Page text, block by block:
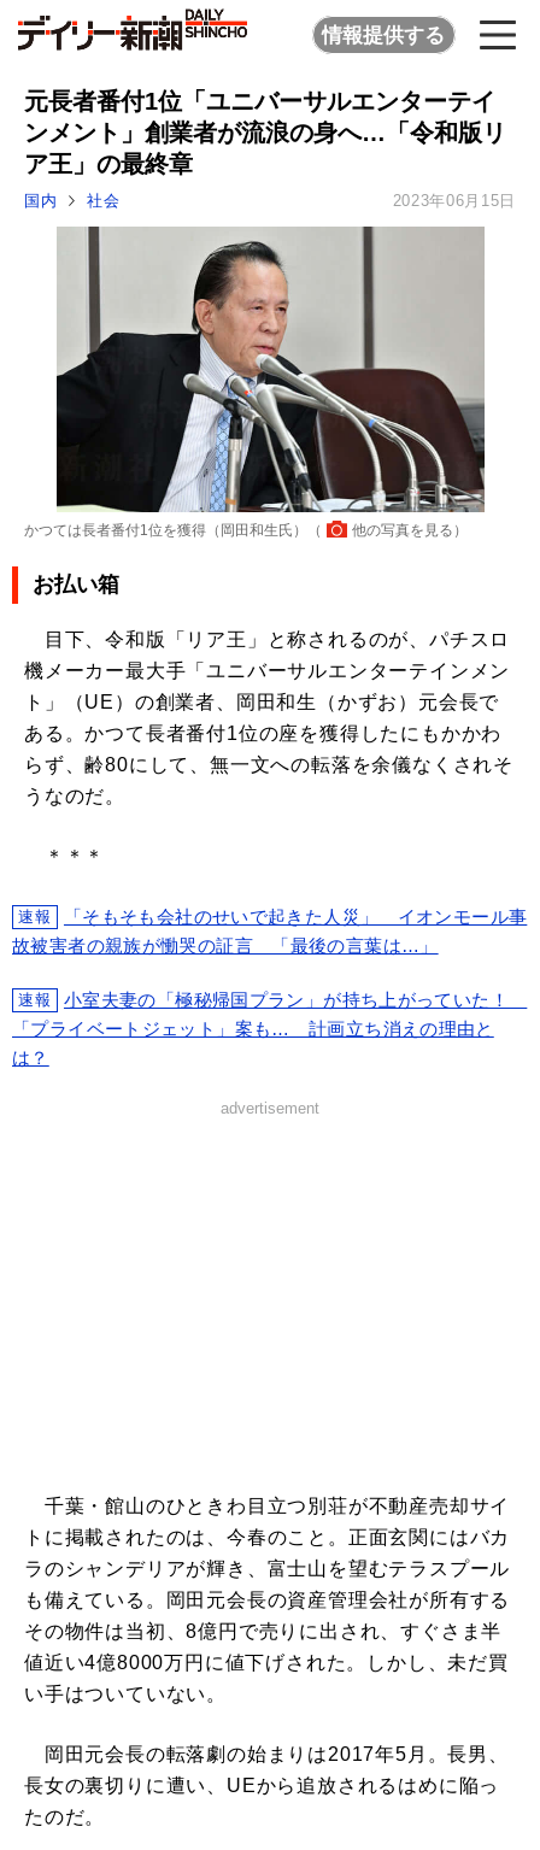
情報提供する
元長者番付1位「ユニバーサルエンターテイ
ンメント」創業者が流浪の身へ…「令和版リ
ア王」の最終章
国内 社会 2023年06月15日
かつては長者番付1位を獲得（岡田和生氏）（ 他の写真を見る ）
お払い箱
目下、令和版「リア王」と称されるのが、パチスロ
機メーカー最大手「ユニバーサルエンターテインメン
ト」（UE）の創業者、岡田和生（かずお）元会長で
ある。かつて長者番付1位の座を獲得したにもかかわ
らず、齢80にして、無一文への転落を余儀なくされそ
うなのだ。
＊＊＊
速報
「そもそも会社のせいで起きた人災」 イオンモール事
故被害者の親族が慟哭の証言 「最後の言葉は…」
速報
小室夫妻の「極秘帰国プラン」が持ち上がっていた！
「プライベートジェット」案も… 計画立ち消えの理由と
は？
advertisement
千葉・館山のひときわ目立つ別荘が不動産売却サイ
トに掲載されたのは、今春のこと。正面玄関にはバカ
ラのシャンデリアが輝き、富士山を望むテラスプール
も備えている。岡田元会長の資産管理会社が所有する
その物件は当初、8億円で売りに出され、すぐさま半
値近い4億8000万円に値下げされた。しかし、未だ買
い手はついていない。
岡田元会長の転落劇の始まりは2017年5月。長男、
長女の裏切りに遭い、UEから追放されるはめに陥っ
たのだ。